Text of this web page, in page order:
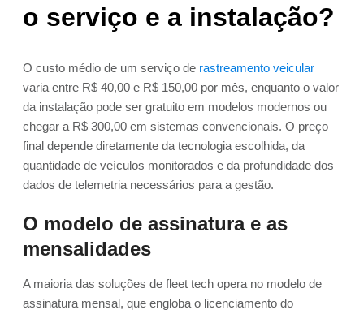
o serviço e a instalação?
O custo médio de um serviço de rastreamento veicular
varia entre R$ 40,00 e R$ 150,00 por mês, enquanto o valor
da instalação pode ser gratuito em modelos modernos ou
chegar a R$ 300,00 em sistemas convencionais. O preço
final depende diretamente da tecnologia escolhida, da
quantidade de veículos monitorados e da profundidade dos
dados de telemetria necessários para a gestão.
O modelo de assinatura e as
mensalidades
A maioria das soluções de fleet tech opera no modelo de
assinatura mensal, que engloba o licenciamento do